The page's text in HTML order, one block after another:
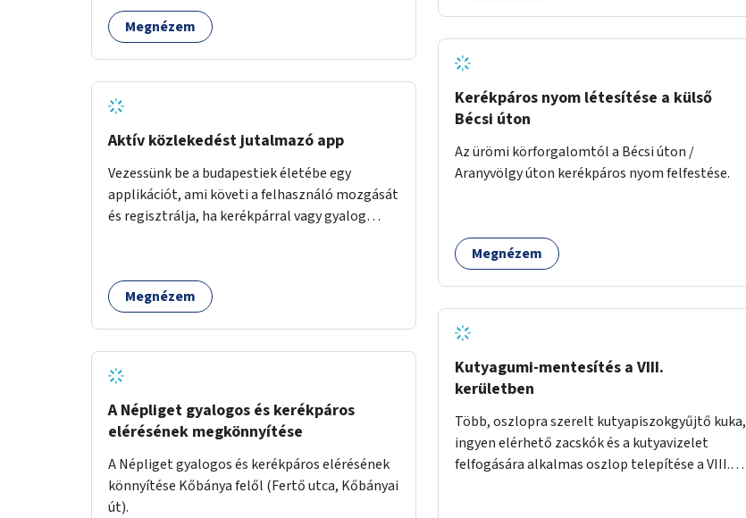
Megnézem
Aktív közlekedést jutalmazó app
Vezessünk be a budapestiek életébe egy
applikációt, ami követi a felhasználó mozgását
és regisztrálja, ha kerékpárral vagy gyalog
üzleti partnereknél kedvezményekre,
ajándékokra válthat a felhasználó.
Megnézem
A Népliget gyalogos és kerékpáros
elérésének megkönnyítése
A Népliget gyalogos és kerékpáros elérésének
könnyítése Kőbánya felől (Fertő utca, Kőbányai
út).
Kerékpáros nyom létesítése a külső
Bécsi úton
Az ürömi körforgalomtól a Bécsi úton /
Aranyvölgy úton kerékpáros nyom felfestése.
Megnézem
Kutyagumi-mentesítés a VIII.
kerületben
Több, oszlopra szerelt kutyapiszokgyűjtő kuka,
ingyen elérhető zacskók és a kutyavizelet
felfogására alkalmas oszlop telepítése a VIII.